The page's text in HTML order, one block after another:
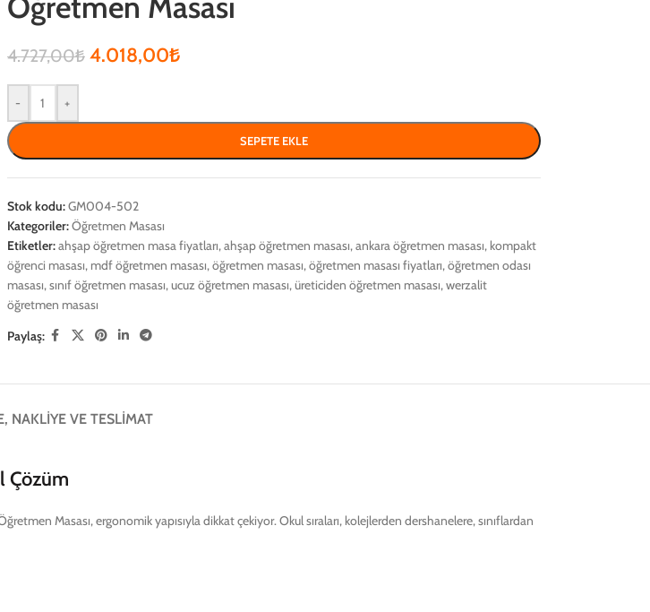
4.727,00₺ 4.018,00₺
- +
SEPETE EKLE
Stok kodu:GM004-502
Kategoriler:Öğretmen Masası
Etiketler:ahşap öğretmen masa fiyatları,ahşap öğretmen masası,ankara öğretmen masası, kompakt
öğrenci masası, mdf öğretmen masası,öğretmen masası,öğretmen masası fiyatları,öğretmen odası
masası,sınıf öğretmen masası,ucuz öğretmen masası,üreticiden öğretmen masası,werzalit
öğretmen masası
Paylaş:
NAKLIYE VE TESLIMAT
Çözüm
Masası, ergonomik yapısıyla dikkat çekiyor. Okul sıraları, kolejlerden dershanelere, sınıflardan